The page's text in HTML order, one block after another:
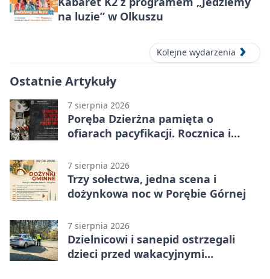
na luzie” w Olkuszu
Kolejne wydarzenia
Ostatnie Artykuły
7 sierpnia 2026
Poręba Dzierżna pamięta o
ofiarach pacyfikacji. Rocznica i
7 sierpnia 2026
Trzy sołectwa, jedna scena i
dożynkowa noc w Porębie Górnej
7 sierpnia 2026
Dzielnicowi i sanepid ostrzegali
dzieci przed wakacyjnymi